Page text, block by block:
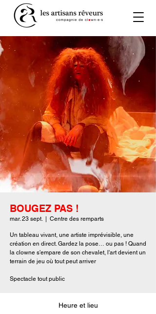
BOUGEZ PAS !
mar. 23 sept.
  |
Centre des remparts
Un tableau vivant, une artiste imprévisible, une
création en direct. Gardez la pose… ou pas ! Quand
la clowne s'empare de son chevalet, l'art devient un
terrain de jeu où tout peut arriver
Spectacle tout public
Heure et lieu